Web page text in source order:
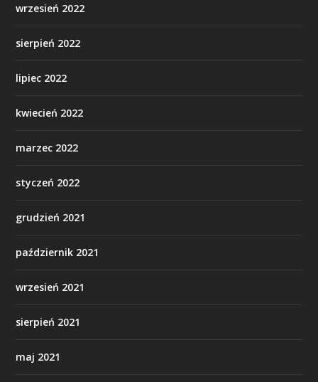
wrzesień 2022
sierpień 2022
lipiec 2022
kwiecień 2022
marzec 2022
styczeń 2022
grudzień 2021
październik 2021
wrzesień 2021
sierpień 2021
maj 2021